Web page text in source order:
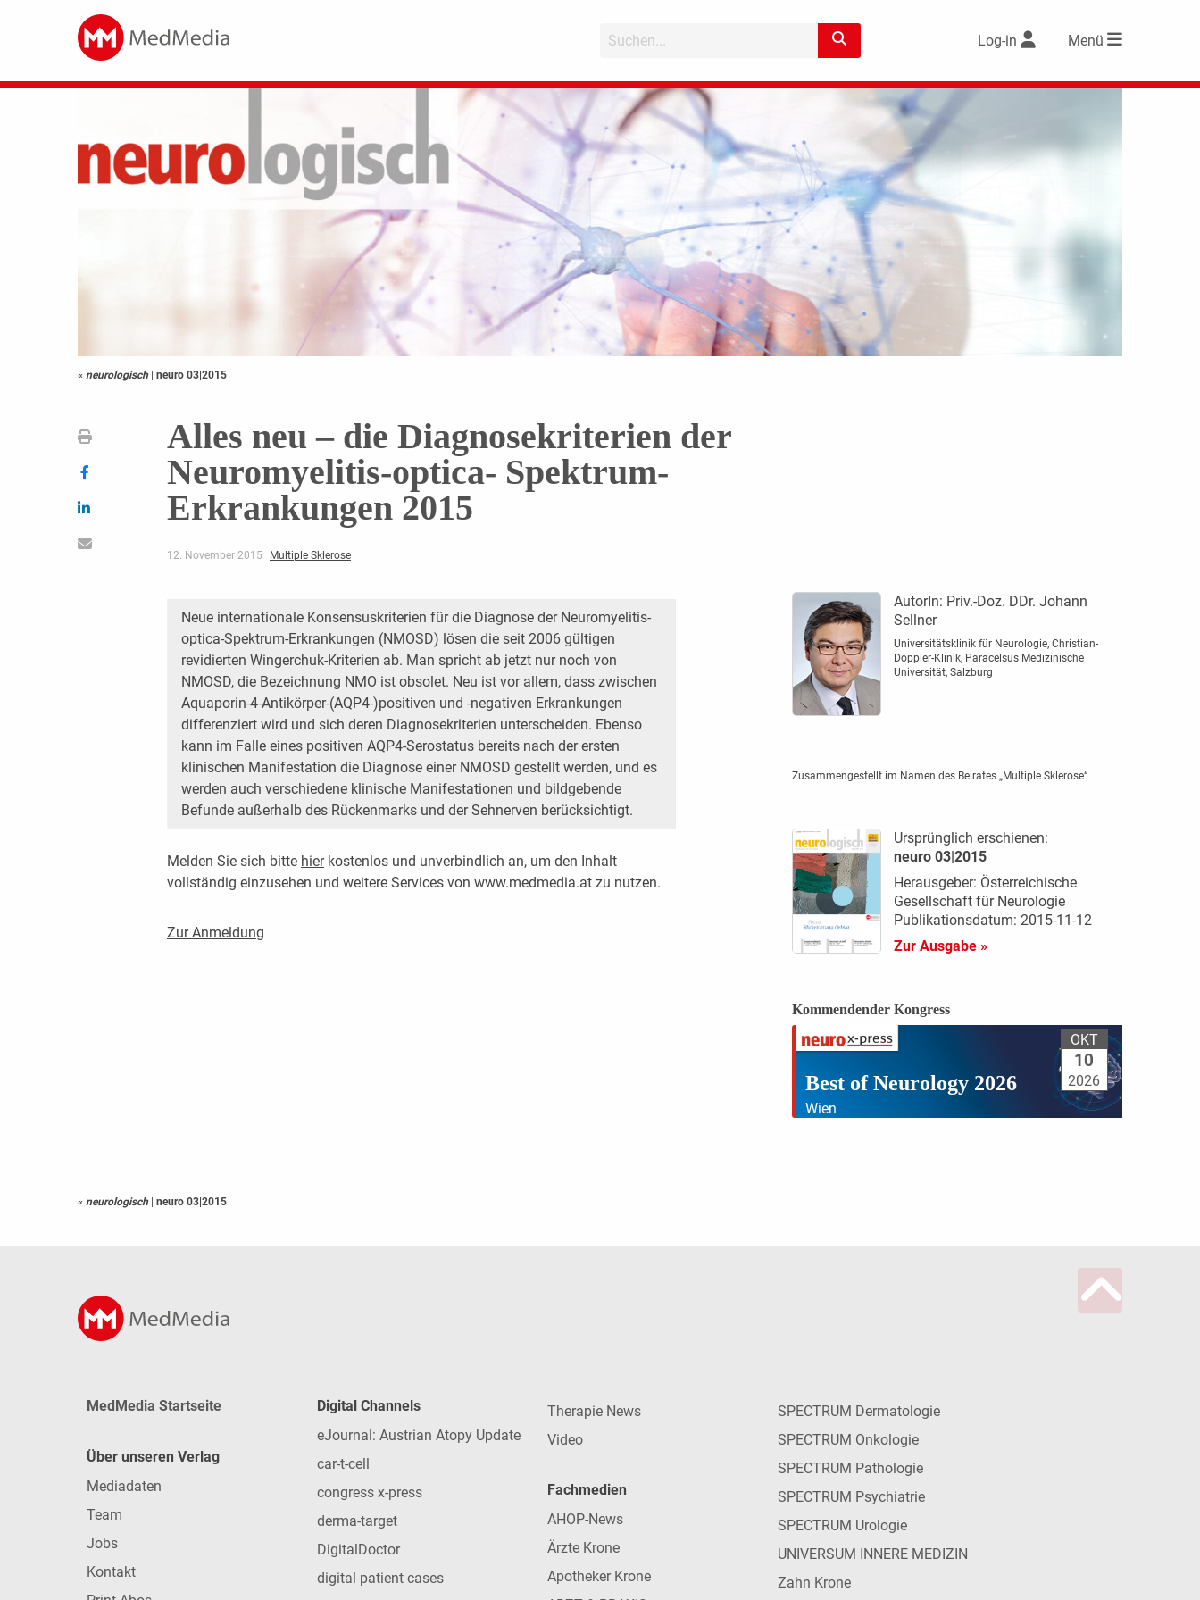
Log-in Menü
« neurologisch | neuro 03|2015
Alles neu – die Diagnose­kriterien der
Neuromyelitis-optica- Spektrum-
Erkrankungen 2015
12. November 2015 Multiple Sklerose
Neue internationale Konsensuskriterien für die Diagnose der Neuromyelitis-
optica-Spektrum-Erkrankungen (NMOSD) lösen die seit 2006 gültigen
revidierten Wingerchuk-Kriterien ab. Man spricht ab jetzt nur noch von
NMOSD, die Bezeichnung NMO ist obsolet. Neu ist vor allem, dass zwischen
Aquaporin-4-Antikörper-(AQP4-)positiven und -negativen Erkrankungen
differenziert wird und sich deren Diagnosekriterien unterscheiden. Ebenso
kann im Falle eines positiven AQP4-Serostatus bereits nach der ersten
klinischen Manifestation die Diagnose einer NMOSD gestellt werden, und es
werden auch verschiedene klinische Manifestationen und bildgebende
Befunde außerhalb des Rückenmarks und der Sehnerven berücksichtigt.
Melden Sie sich bitte hierkostenlos und unverbindlich an, um den Inhalt
vollständig einzusehen und weitere Services von www.medmedia.at zu nutzen.
Zur Anmeldung
AutorIn: Priv.-Doz. DDr. Johann
Sellner
Universitätsklinik für Neurologie, Christian-
Doppler-Klinik, Paracelsus Medizinische
Universität, Salzburg
Zusammengestellt im Namen des Beirates „Multiple Sklerose“
Ursprünglich erschienen:
neuro 03|2015
Herausgeber: Österreichische
Gesellschaft für Neurologie
Publikationsdatum: 2015-11-12
Zur Ausgabe »
Kommendender Kongress
Best of Neurology 2026
Wien
OKT
10
2026
« neurologisch | neuro 03|2015
MedMedia Startseite
Über unseren Verlag
Mediadaten
Team
Jobs
Kontakt
Digital Channels
eJournal: Austrian Atopy Update
car-t-cell
congress x-press
derma-target
DigitalDoctor
digital patient cases
Therapie News
Video
Fachmedien
AHOP-News
Ärzte Krone
Apotheker Krone
SPECTRUM Dermatologie
SPECTRUM Onkologie
SPECTRUM Pathologie
SPECTRUM Psychiatrie
SPECTRUM Urologie
UNIVERSUM INNERE MEDIZIN
Zahn Krone